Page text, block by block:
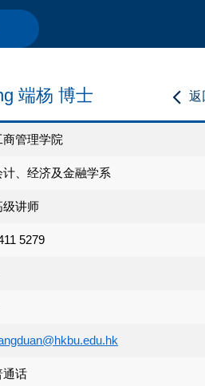
返
端杨 博士
商管理学院
计、经济及金融学系
级讲师
5279
通话